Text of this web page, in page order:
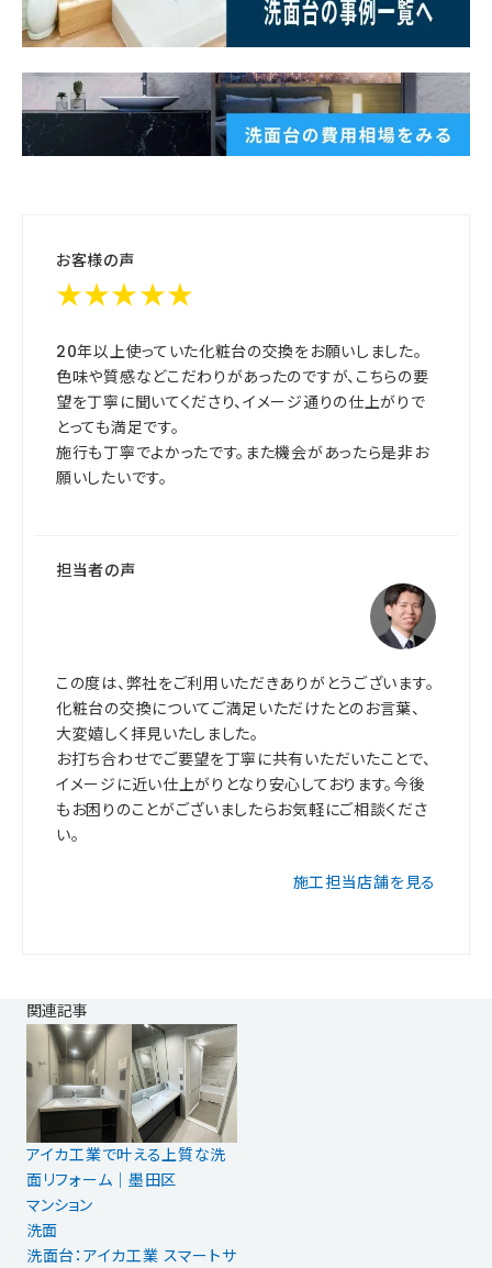
お客様の声
★★★★★
20年以上使っていた化粧台の交換をお願いしました。
色味や質感などこだわりがあったのですが、こちらの要
望を丁寧に聞いてくださり、イメージ通りの仕上がりで
とっても満足です。
施行も丁寧でよかったです。また機会があったら是非お
願いしたいです。
担当者の声
この度は、弊社をご利用いただきありがとうございます。
化粧台の交換についてご満足いただけたとのお言葉、
大変嬉しく拝見いたしました。
お打ち合わせでご要望を丁寧に共有いただいたことで、
イメージに近い仕上がりとなり安心しております。今後
もお困りのことがございましたらお気軽にご相談くださ
い。
施工担当店舗を見る
関連記事
アイカ工業で叶える上質な洗
面リフォーム｜墨田区
マンション
洗面
洗面台：アイカ工業 スマートサ